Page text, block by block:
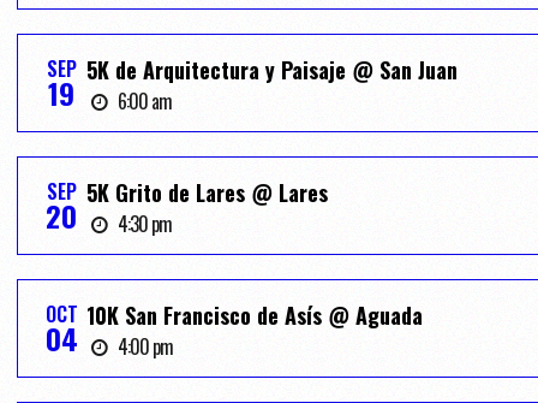
SEP
19
5K de Arquitectura y Paisaje @ San Juan
6:00 am
SEP
20
5K Grito de Lares @ Lares
4:30 pm
OCT
04
10K San Francisco de Asís @ Aguada
4:00 pm